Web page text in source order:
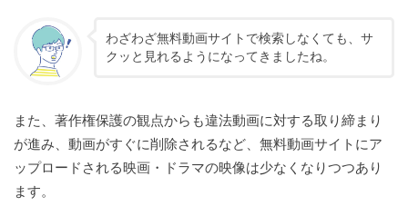
わざわざ無料動画サイトで検索しなくても、サ
クッと見れるようになってきましたね。
また、著作権保護の観点からも違法動画に対する取り締まり
が進み、動画がすぐに削除されるなど、無料動画サイトにア
ップロードされる映画・ドラマの映像は少なくなりつつあり
ます。